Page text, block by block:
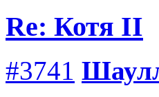
Re: Котя II
#3741